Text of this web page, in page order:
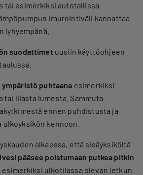
tai esimerkiksi autotallissa
imurointiväli kannattaa
lyhyempänä.
suodattimetuusiin käyttöohjeen
ympäristö puhtaana esimerkiksi
tai liiasta lumesta. Sammuta
ennen puhdistusta ja
kennoon.
alkaessa, että sisäyksiköltä
pääsee poistumaan putkea pitkin
ulkotilassa olevan letkun